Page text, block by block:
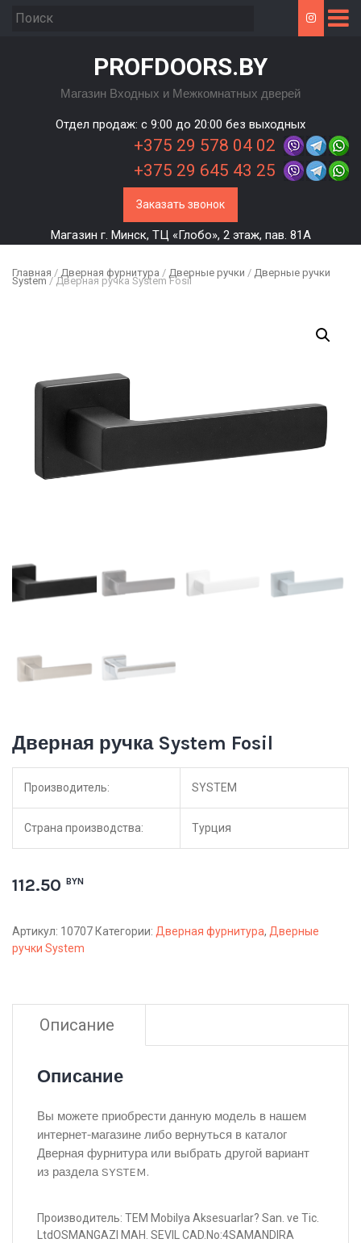
PROFDOORS.BY
Магазин Входных и Межкомнатных дверей
Отдел продаж: c 9:00 до 20:00 без выходных
+375 29 578 04 02
+375 29 645 43 25
Заказать звонок
Магазин г. Минск, ТЦ «Глобо», 2 этаж, пав. 81А
Главная / Дверная фурнитура / Дверные ручки / Дверные ручки
System / Дверная ручка System Fosil
Дверная ручка System Fosil
Производитель: SYSTEM
Страна производства: Турция
112.50 BYN
Артикул: 10707 Категории: Дверная фурнитура, Дверные
ручки System
Описание
Описание
Вы можете приобрести данную модель в нашем
интернет-магазине либо вернуться в каталог
Дверная фурнитура или выбрать другой вариант
из раздела SYSTEM.
Производитель: TEM Mobilya Aksesuarlar? San. ve Tic.
LtdOSMANGAZI MAH. SEVIL CAD.No:4SAMANDIRA